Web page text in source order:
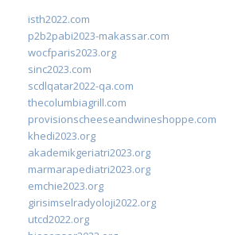
isth2022.com
p2b2pabi2023-makassar.com
wocfparis2023.org
sinc2023.com
scdlqatar2022-qa.com
thecolumbiagrill.com
provisionscheeseandwineshoppe.com
khedi2023.org
akademikgeriatri2023.org
marmarapediatri2023.org
emchie2023.org
girisimselradyoloji2022.org
utcd2022.org